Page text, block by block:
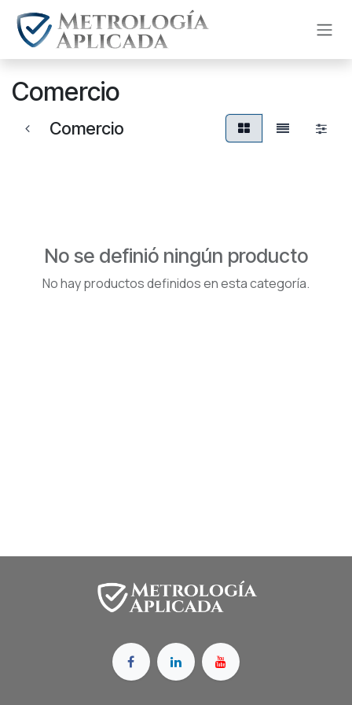
Ir al contenido
Comercio
Comercio
No se definió ningún producto
No hay productos definidos en esta categoría.